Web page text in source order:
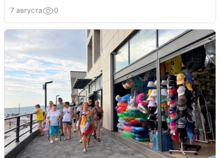
7 августа 0